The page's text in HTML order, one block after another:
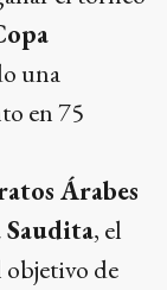
una
en 75
Árabes
, el
objetivo de